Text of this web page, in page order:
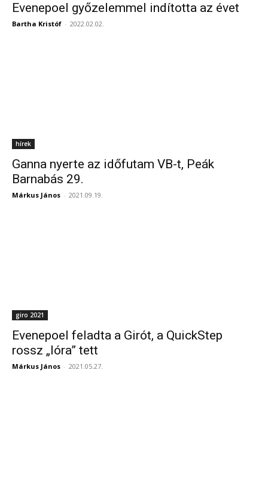
Evenepoel győzelemmel indította az évet
Bartha Kristóf - 2022.02.02.
hírek
Ganna nyerte az időfutam VB-t, Peák
Barnabás 29.
Márkus János - 2021.09.19.
giro 2021
Evenepoel feladta a Girót, a QuickStep
rossz „lóra” tett
Márkus János - 2021.05.27.